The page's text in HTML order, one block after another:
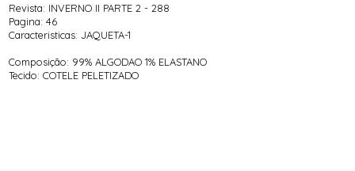
Revista: INVERNO II PARTE 2 - 288
Pagina: 46
Caracteristicas: JAQUETA-1
Composição: 99% ALGODAO 1% ELASTANO
Tecido: COTELE PELETIZADO